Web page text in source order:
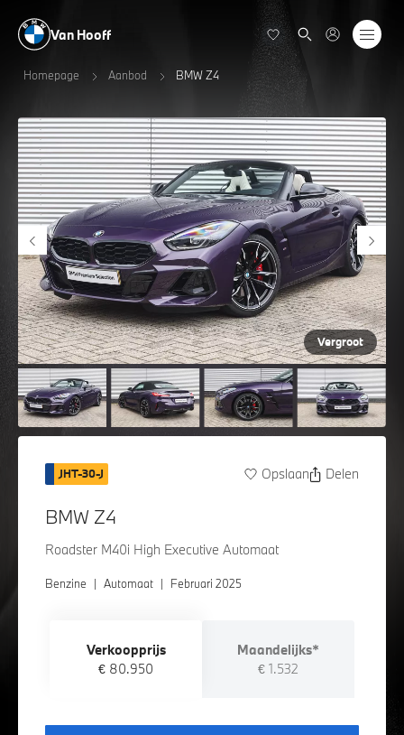
Van Hooff
Homepage Aanbod BMW Z4
Vergroot
JHT-30-J Opslaan Delen
BMW Z4
Roadster M40i High Executive Automaat
Benzine | Automaat | Februari 2025
Verkoopprijs
€ 80.950
Maandelijks*
€ 1.532